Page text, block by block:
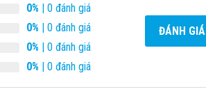
0% | 0 đánh giá
0% | 0 đánh giá
0% | 0 đánh giá
0% | 0 đánh giá
ĐÁNH